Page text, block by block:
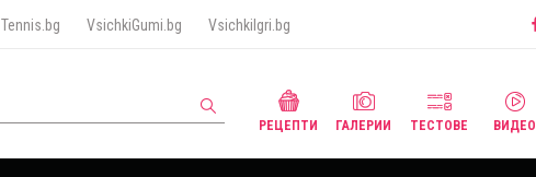
Tennis.bg VsichkiGumi.bg VsichkiIgri.bg
РЕЦЕПТИ ГАЛЕРИИ ТЕСТОВЕ ВИДЕО